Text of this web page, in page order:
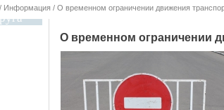
/ Информация / О временном ограничении движения
О временном ограничении